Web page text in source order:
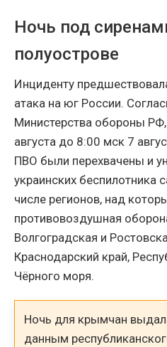
Ночь под
полуострове
Инциденту
атака на юг России.
Министерства обороны
августа до 8:00 мск 7
ПВО были перехвачены и
украинских беспилотника
числе регионов, над
противовоздушная
Волгоградская и
Краснодарский край,
Чёрного моря.
Ночь для крымчан
данным